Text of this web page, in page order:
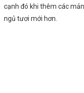
cạnh đó khi thêm các
ngủ tươi mới hơn.